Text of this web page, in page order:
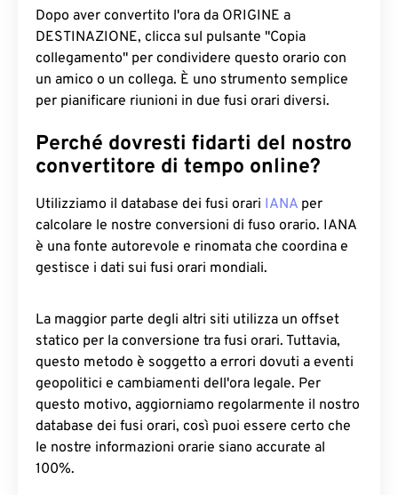
Dopo aver convertito l'ora da ORIGINE a
DESTINAZIONE, clicca sul pulsante "Copia
collegamento" per condividere questo orario con
un amico o un collega. È uno strumento semplice
per pianificare riunioni in due fusi orari diversi.
Perché dovresti fidarti del nostro
convertitore di tempo online?
Utilizziamo il database dei fusi orari IANA per
calcolare le nostre conversioni di fuso orario. IANA
è una fonte autorevole e rinomata che coordina e
gestisce i dati sui fusi orari mondiali.
La maggior parte degli altri siti utilizza un offset
statico per la conversione tra fusi orari. Tuttavia,
questo metodo è soggetto a errori dovuti a eventi
geopolitici e cambiamenti dell'ora legale. Per
questo motivo, aggiorniamo regolarmente il nostro
database dei fusi orari, così puoi essere certo che
le nostre informazioni orarie siano accurate al
100%.